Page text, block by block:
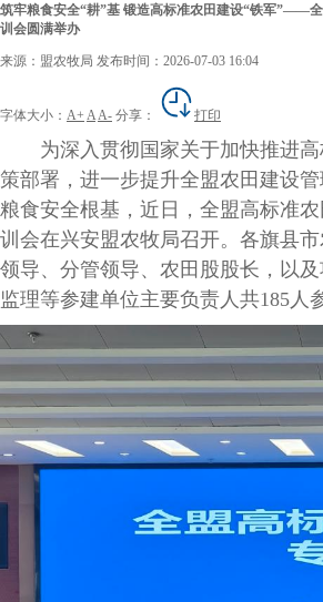
筑牢粮食安全“耕”基 锻造高标准农田建设“铁军”——
训会圆满举办
来源：盟农牧局 发布时间：2026-07-03 16:04
字体大小： A+ AA- 分享： 打印
为深入贯彻国家关于加快推进高
策部署，进一步提升全盟农田建设
粮食安全根基，近日，全盟高标准
训会在兴安盟农牧局召开。各旗县
领导、分管领导、农田股股长，以及
监理等参建单位主要负责人共185人